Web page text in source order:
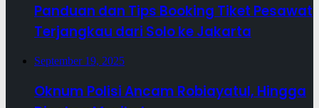
Panduan dan Tips Booking Tiket Pesawat
Terjangkau dari Solo ke Jakarta
September 19, 2025
Oknum Polisi Ancam Robiayatul, Hingga